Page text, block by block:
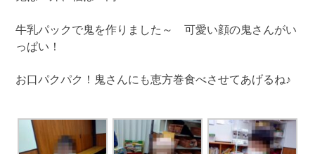
牛乳パックで鬼を作りました～ 可愛い顔の鬼さんがい
っぱい！
お口パクパク！鬼さんにも恵方巻食べさせてあげるね♪